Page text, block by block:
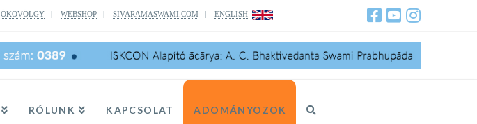
ÖKOVÖLGY| WEBSHOP| SIVARAMASWAMI.COM| ENGLISH
RÓLUNK KAPCSOLAT ADOMÁNYOZOK